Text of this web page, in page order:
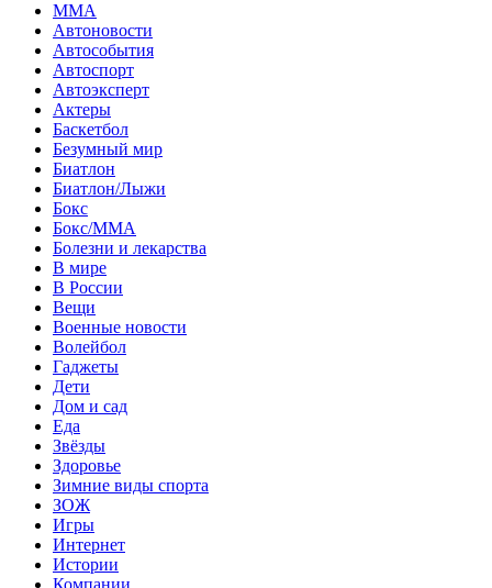
MMA
Автоновости
Автособытия
Автоспорт
Автоэксперт
Актеры
Баскетбол
Безумный мир
Биатлон
Биатлон/Лыжи
Бокс
Бокс/MMA
Болезни и лекарства
В мире
В России
Вещи
Военные новости
Волейбол
Гаджеты
Дети
Дом и сад
Еда
Звёзды
Здоровье
Зимние виды спорта
ЗОЖ
Игры
Интернет
Истории